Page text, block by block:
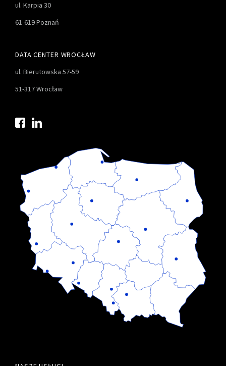
ul. Karpia 30
61-619 Poznań
DATA CENTER WROCŁAW
ul. Bierutowska 57-59
51-317 Wrocław